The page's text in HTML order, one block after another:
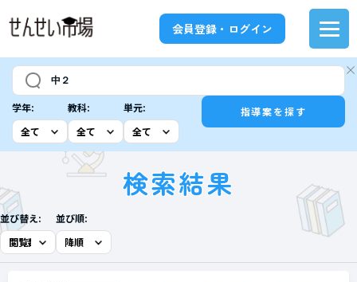
会員登録・ログイン
学年: 教科: 単元: 指導案を探す
検索結果
並び替え: 並び順: